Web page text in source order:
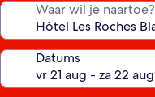
Waar wil je naartoe?
Datums